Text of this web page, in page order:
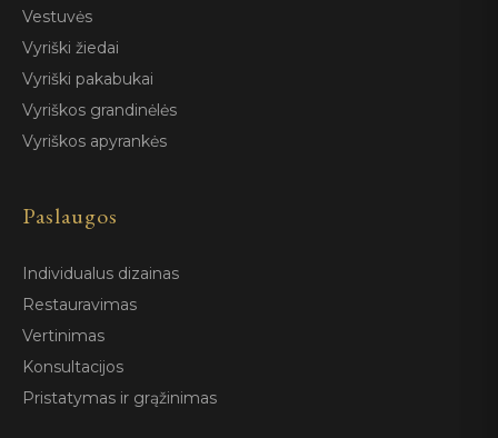
Vestuvės
Vyriški žiedai
Vyriški pakabukai
Vyriškos grandinėlės
Vyriškos apyrankės
Paslaugos
Individualus dizainas
Restauravimas
Vertinimas
Konsultacijos
Pristatymas ir grąžinimas